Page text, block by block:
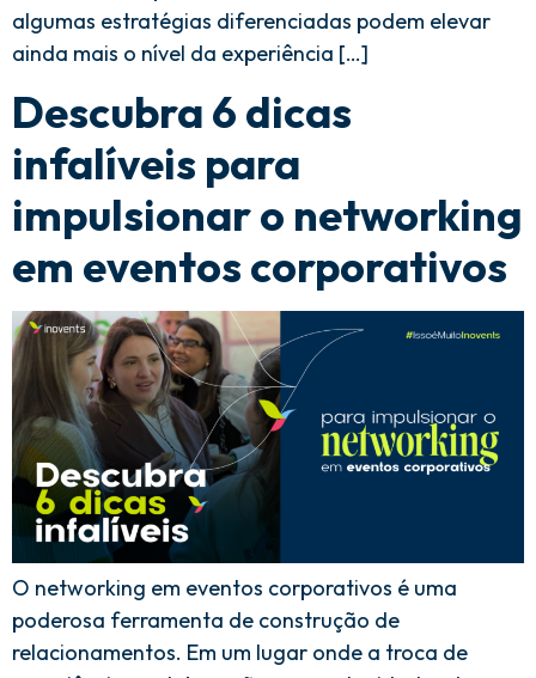
algumas estratégias diferenciadas podem elevar
ainda mais o nível da experiência […]
Descubra 6 dicas
infalíveis para
impulsionar o networking
em eventos corporativos
O networking em eventos corporativos é uma
poderosa ferramenta de construção de
relacionamentos. Em um lugar onde a troca de